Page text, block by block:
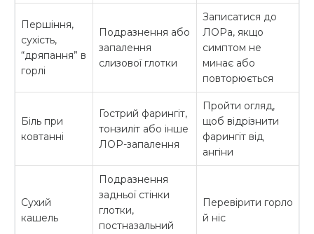
Першіння,
сухість,
“дряпання” в
горлі
Подразнення або
запалення
слизової глотки
Записатися до
ЛОРа, якщо
симптом не
минає або
повторюється
Біль при
ковтанні
Гострий фарингіт,
тонзиліт або інше
ЛОР-запалення
Пройти огляд,
щоб відрізнити
фарингіт від
ангіни
Сухий
кашель
Подразнення
задньої стінки
глотки,
постназальний
Перевірити горло
й ніс